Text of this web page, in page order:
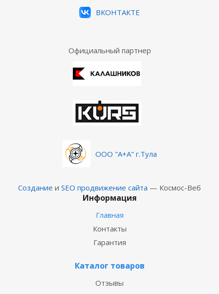
ВКОНТАКТЕ
Официальный партнер
ООО "А+А" г.Тула
Создание и SEO продвижение сайта — Космос-Веб
Информация
Главная
Контакты
Гарантия
Каталог товаров
Отзывы